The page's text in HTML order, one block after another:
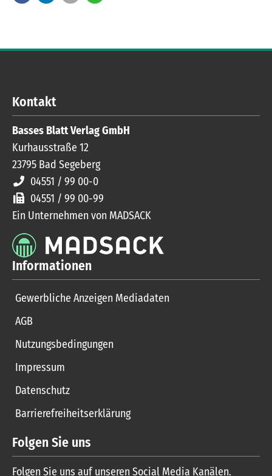
Kontakt
Basses Blatt Verlag GmbH
Kurhausstraße 12
23795 Bad Segeberg
04551 / 99 00-0
04551 / 99 00-99
Ein Unternehmen von MADSACK
Informationen
Gewerbliche Anzeigen Mediadaten
AGB
Nutzungsbedingungen
Impressum
Datenschutz
Barrierefreiheitserklärung
Folgen Sie uns
Folgen Sie uns auf unseren Social Media Kanälen.